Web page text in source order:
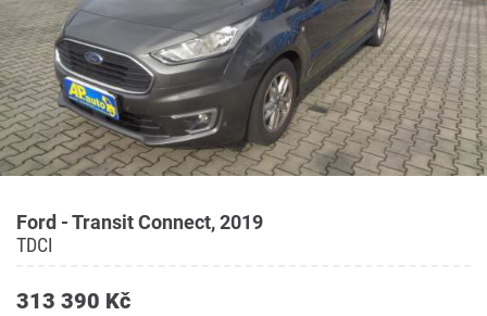
Ford - Transit Connect, 2019
TDCI
313 390 Kč